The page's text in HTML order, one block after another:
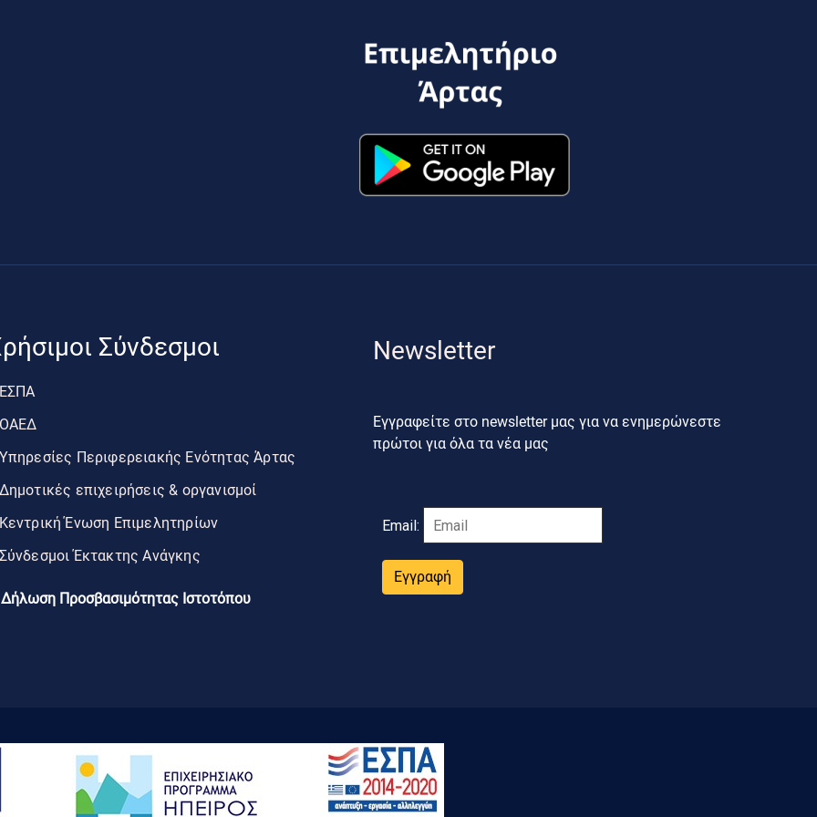
Σύνδεσμοι
Περιφερειακής Ενότητας Άρτας
επιχειρήσεις & οργανισμοί
Ένωση Επιμελητηρίων
Έκτακτης Ανάγκης
Δήλωση Προσβασιμότητας Ιστοτόπου
Newsletter
Εγγραφείτε στο newsletter μας για να ενημερώνεστε
πρώτοι για όλα τα νέα μας
Email:
Εγγραφή